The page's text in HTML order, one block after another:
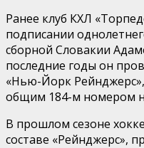
Ранее клуб КХЛ
подписании
сборной Словакии
последние годы он
«Нью-Йорк
общим 184-м номером
В прошлом сезоне
составе «Рейнджерс»,